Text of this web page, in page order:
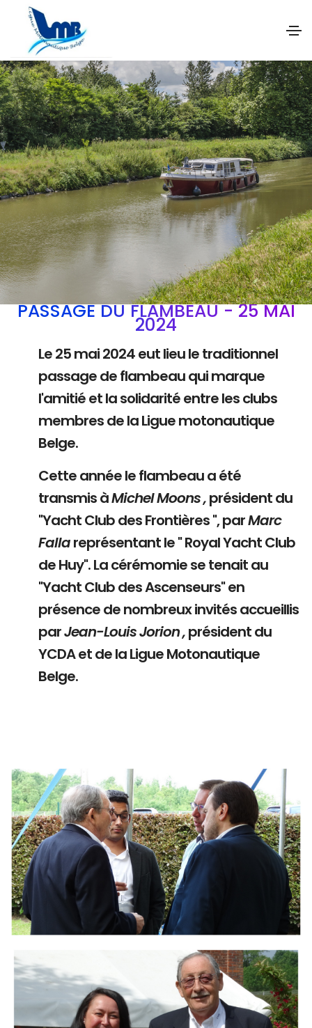
PASSAGE DU FLAMBEAU - 25 MAI
2024
Le 25 mai 2024 eut lieu le traditionnel
passage de flambeau qui marque
l'amitié et la solidarité entre les clubs
membres de la Ligue motonautique
Belge.
Cette année le flambeau a été
transmis àMichel Moons ,président du
"Yacht Club des Frontières ", parMarc
Fallareprésentant le " Royal Yacht Club
de Huy". La cérémomie se tenait au
"Yacht Club des Ascenseurs" en
présence de nombreux invités accueillis
parJean-Louis Jorion ,président du
YCDA et de la Ligue Motonautique
Belge.
Branding
ARMCHAIR
ARMCHAIR